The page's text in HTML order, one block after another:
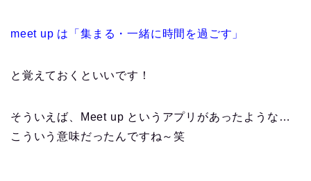
meet up は「集まる・一緒に時間を過ごす」
と覚えておくといいです！
そういえば、Meet up というアプリがあったような…
こういう意味だったんですね～笑